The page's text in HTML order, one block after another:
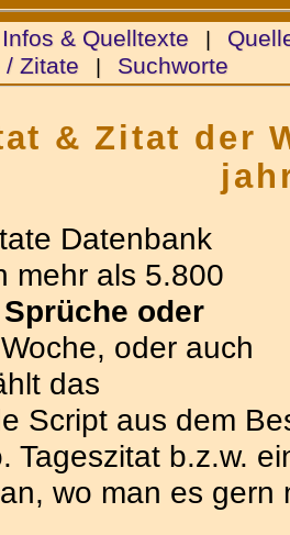
& Quelltexte |
/ Zitate | Suchworte
& Zitat der
Datenbank
mehr als 5.800
oder
oder auch
das
Script aus dem
Tageszitat b.z.w.
wo man es gern